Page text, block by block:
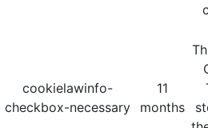
cookielawinfo-
checkbox-necessary
11
months